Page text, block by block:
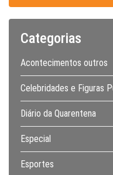
Categorias
Acontecimentos outros
Celebridades e Figuras
Diário da Quarentena
Especial
Esportes